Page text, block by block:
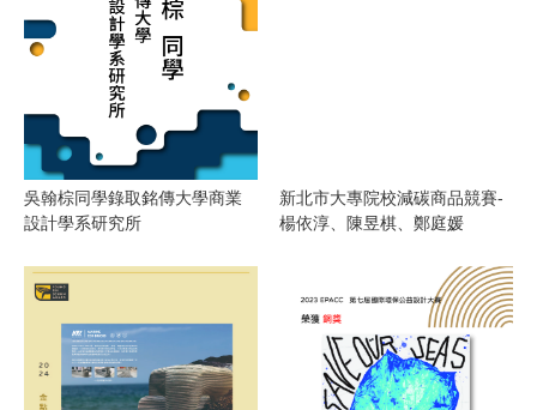
吳翰棕同學錄取銘傳大學商業
設計學系研究所
新北市大專院校減碳商品競賽-
楊依淳、陳昱棋、鄭庭媛